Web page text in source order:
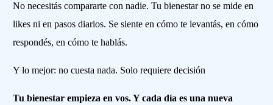
No necesitás compararte con nadie. Tu bienestar no se mide en
likes ni en pasos diarios. Se siente en cómo te levantás, en cómo
respondés, en cómo te hablás.
Y lo mejor: no cuesta nada. Solo requiere decisión
Tu bienestar empieza en vos. Y cada día es una nueva